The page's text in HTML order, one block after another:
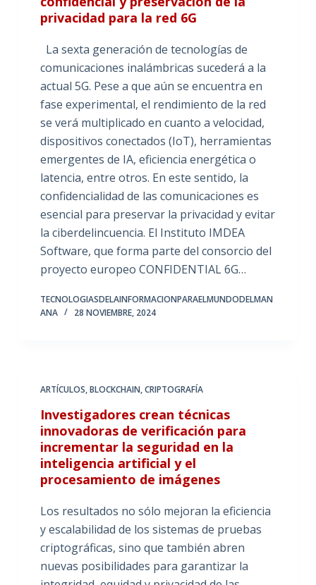
privacidad para la red 6G
La sexta generación de tecnologías de
comunicaciones inalámbricas sucederá a la
actual 5G. Pese a que aún se encuentra en
fase experimental, el rendimiento de la red
se verá multiplicado en cuanto a velocidad,
dispositivos conectados (IoT), herramientas
emergentes de IA, eficiencia energética o
latencia, entre otros. En este sentido, la
confidencialidad de las comunicaciones es
esencial para preservar la privacidad y evitar
la ciberdelincuencia. El Instituto IMDEA
Software, que forma parte del consorcio del
proyecto europeo CONFIDENTIAL 6G…
TECNOLOGIASDELAINFORMACIONPARAELMUNDODELMAN
ANA
28 NOVIEMBRE, 2024
ARTÍCULOS,BLOCKCHAIN,CRIPTOGRAFÍA
Investigadores crean técnicas
innovadoras de verificación para
incrementar la seguridad en la
inteligencia artificial y el
procesamiento de imágenes
Los resultados no sólo mejoran la eficiencia
y escalabilidad de los sistemas de pruebas
criptográficas, sino que también abren
nuevas posibilidades para garantizar la